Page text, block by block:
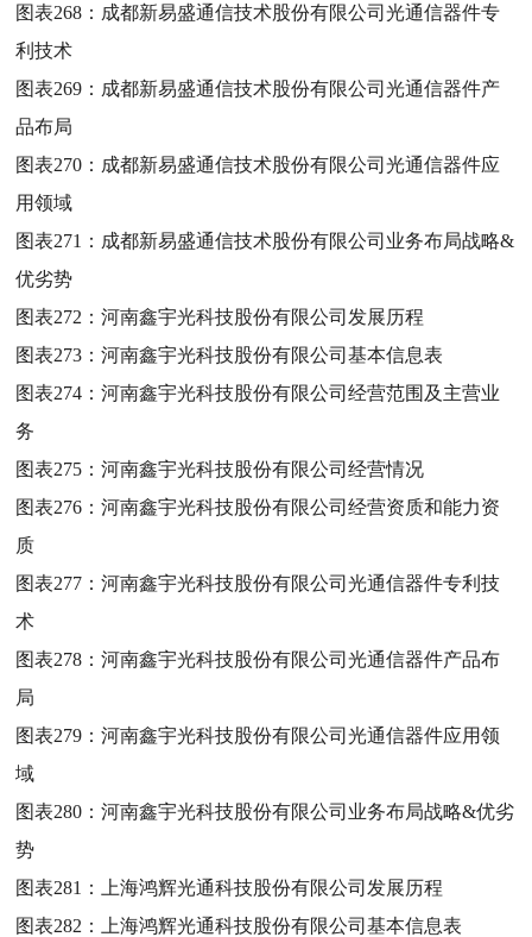
图表268： 成都新易盛通信技术股份有限公司光通信器件专
利技术
图表269： 成都新易盛通信技术股份有限公司光通信器件产
品布局
图表270： 成都新易盛通信技术股份有限公司光通信器件应
用领域
图表271： 成都新易盛通信技术股份有限公司业务布局战略&
优劣势
图表272：河南鑫宇光科技股份有限公司发展历程
图表273：河南鑫宇光科技股份有限公司基本信息表
图表274：河南鑫宇光科技股份有限公司经营范围及主营业
务
图表275：河南鑫宇光科技股份有限公司经营情况
图表276：河南鑫宇光科技股份有限公司经营资质和能力资
质
图表277：河南鑫宇光科技股份有限公司光通信器件专利技
术
图表278：河南鑫宇光科技股份有限公司光通信器件产品布
局
图表279：河南鑫宇光科技股份有限公司光通信器件应用领
域
图表280：河南鑫宇光科技股份有限公司业务布局战略&优劣
势
图表281：
上海鸿辉光通科技股份有限公司发展历程
图表282：
上海鸿辉光通科技股份有限公司基本信息表